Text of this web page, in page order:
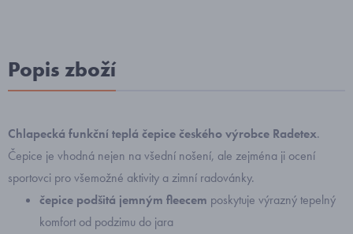
Popis zboží
Chlapecká funkční teplá čepice českého výrobce Radetex.
Čepice je vhodná nejen na všední nošení, ale zejména ji ocení
sportovci pro všemožné aktivity a zimní radovánky.
čepice podšitá jemným fleecem poskytuje výrazný tepelný
komfort od podzimu do jara